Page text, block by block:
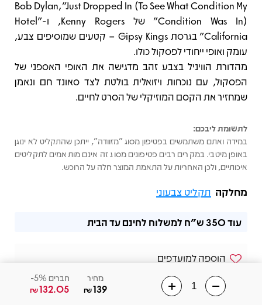
Bob Dylan, "Just Dropped In (To See What Condition My
Condition Was In)" של Kenny Rogers, ו-"Hotel
California" בגרסת Gipsy Kings – קטעים שמוסיפים צבע,
עומק ואופי ייחודי לפסקול כולו.
מהדורת הוויניל בצבע זהב מדגישה את האופי האספני של
הפסקול, עם נוכחות ויזואלית בולטת לצד סאונד חם ונאמן
שמחזיר את הקסם המוזיקלי של הסרט לחיים.
לתשומת ליבכם:
במידה ואתם משתמשים בפטיפון מסוג "מזוודה", ייתכן שהתקליט לא ינוגן
באופן מיטבי. במקרים רבים פטיפונים מסוג זה אינם מותאמים לתקליטים
איכותיים, ולכן האחריות על התאמת המוצר חלה על הרוכש.
מחלקה תקליט צבעוני
מחיר
139
₪
חברים 5%-
132.05
₪
עוד350 ש"ח למשלוח לחינם עד הבית
הוספה למועדפים
שלחו הודעה בוואצאפ
02-6568831